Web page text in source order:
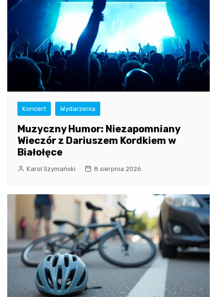
Koncert Wydarzenia
Muzyczny Humor: Niezapomniany
Wieczór z Dariuszem Kordkiem w
Białołęce
Karol Szymański 8 sierpnia 2026